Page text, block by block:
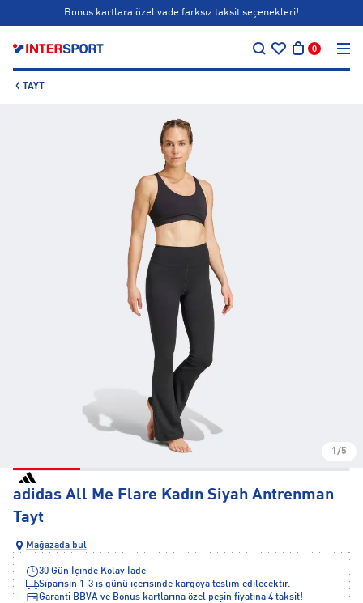
Bonus kartlara özel vade farksız taksit seçenekleri!
0
TAYT
1/5
adidas All Me Flare Kadın Siyah Antrenman
Tayt
Mağazada bul
30 Gün İçinde Kolay İade
Siparişin 1-3 iş günü içerisinde kargoya teslim edilecektir.
Garanti BBVA ve Bonus kartlarına özel peşin fiyatına 4 taksit!